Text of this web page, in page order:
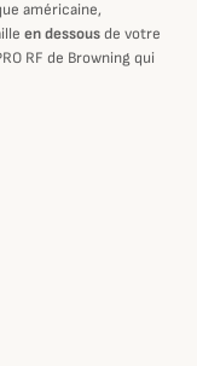
américaine,
en dessousde votre
RF de Browning qui